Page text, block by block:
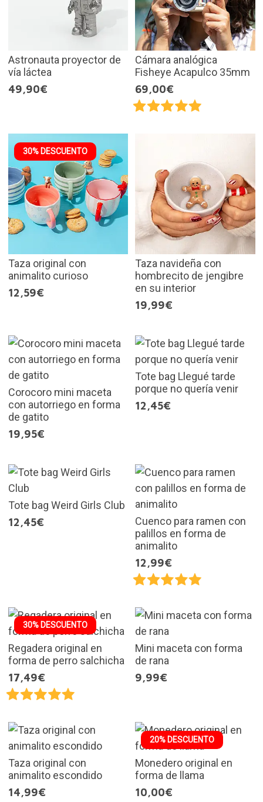
Astronauta proyector de
vía láctea
49,90€
Cámara analógica
Fisheye Acapulco 35mm
69,00€
30% DESCUENTO
Taza original con
animalito curioso
12,59€
Taza navideña con
hombrecito de jengibre
en su interior
19,99€
Corocoro mini maceta
con autorriego en forma
de gatito
19,95€
Tote bag Llegué tarde
porque no quería venir
12,45€
Tote bag Weird Girls Club
12,45€
Cuenco para ramen con
palillos en forma de
animalito
12,99€
30% DESCUENTO
Regadera original en
forma de perro salchicha
17,49€
Mini maceta con forma
de rana
9,99€
Taza original con
animalito escondido
14,99€
20% DESCUENTO
Monedero original en
forma de llama
10,00€